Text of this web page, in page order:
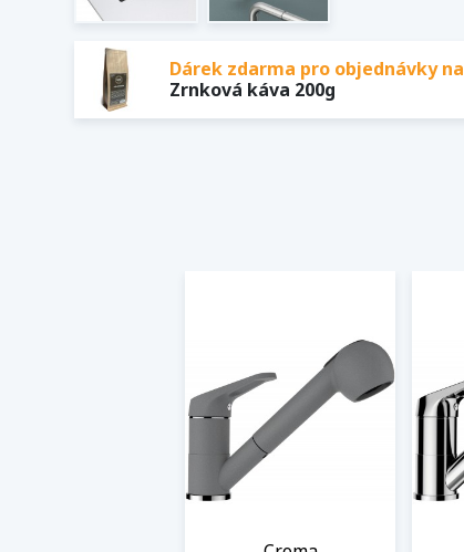
Dárek zdarma pro objednávky
Zrnková káva 200g